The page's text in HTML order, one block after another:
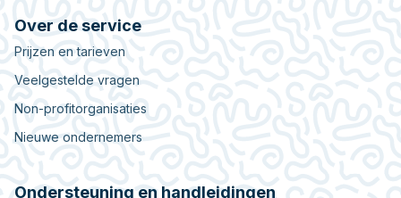
Over de service
Prijzen en tarieven
Veelgestelde vragen
Non-profitorganisaties
Nieuwe ondernemers
Ondersteuning en handleidingen